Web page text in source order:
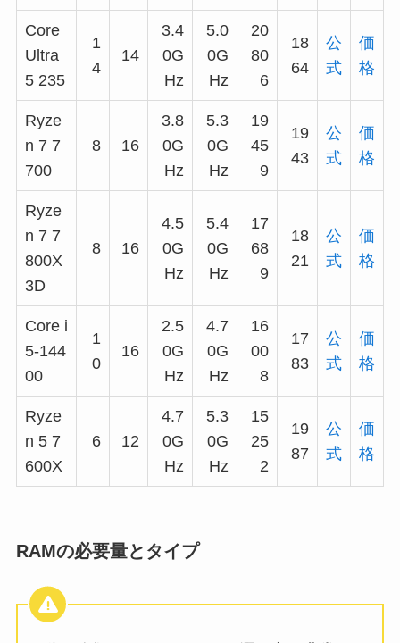
Core
Ultra
5 235
1
4
14
3.4
0G
Hz
5.0
0G
Hz
20
80
6
18
64
公
式
価
格
Ryze
n 7 7
700
8 16
3.8
0G
Hz
5.3
0G
Hz
19
45
9
19
43
公
式
価
格
Ryze
n 7 7
800X
3D
8 16
4.5
0G
Hz
5.4
0G
Hz
17
68
9
18
21
公
式
価
格
Core i
5-144
00
1
0
16
2.5
0G
Hz
4.7
0G
Hz
16
00
8
17
83
公
式
価
格
Ryze
n 5 7
600X
6 12
4.7
0G
Hz
5.3
0G
Hz
15
25
2
19
87
公
式
価
格
RAMの必要量とタイプ